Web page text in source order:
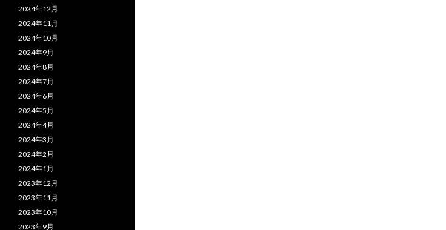
2024年12月
2024年11月
2024年10月
2024年9月
2024年8月
2024年7月
2024年6月
2024年5月
2024年4月
2024年3月
2024年2月
2024年1月
2023年12月
2023年11月
2023年10月
2023年9月